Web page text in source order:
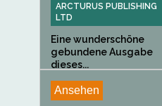
ARCTURUS PUBLISHING
LTD
Eine wunderschöne
gebundene Ausgabe
dieses...
Ansehen